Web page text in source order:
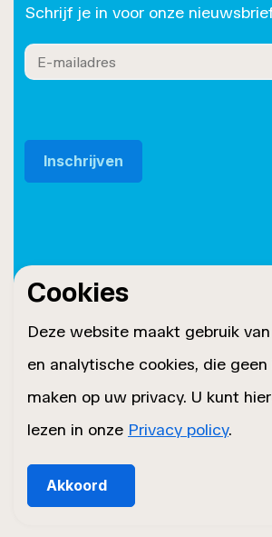
Schrijf je in voor onze
© 2026 Roset Twente
Cookiebeleid
Cookies
Deze website maakt gebruik
en analytische cookies, die geen
maken op uw privacy. U kunt
lezen in onze Privacy policy.
Akkoord